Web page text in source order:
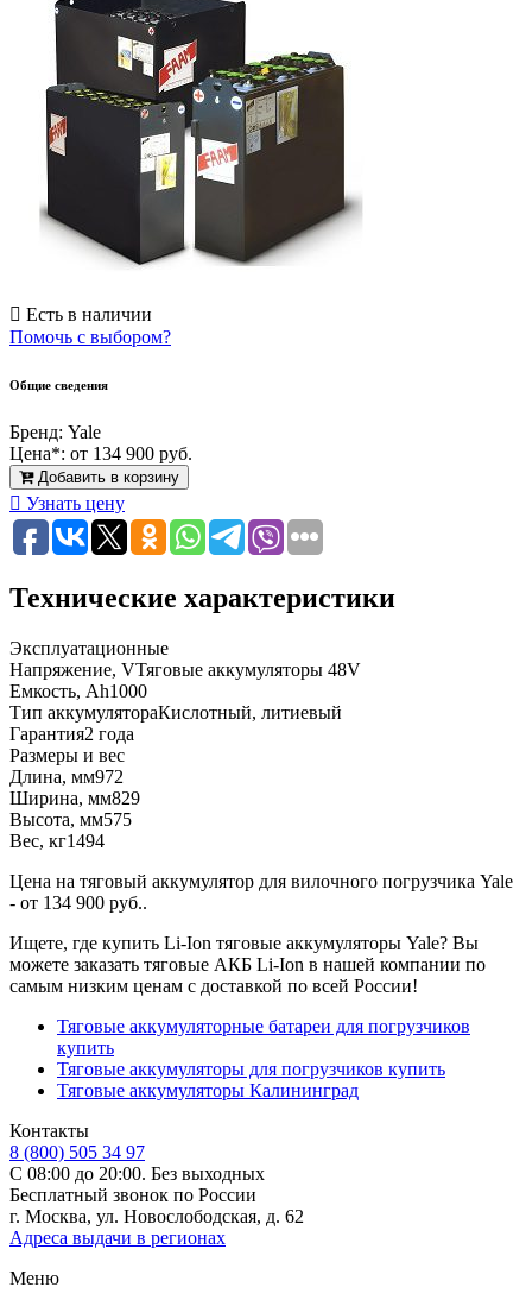
Есть в наличии
Помочь с выбором?
Общие сведения
Бренд: Yale
Цена*: от 134 900 руб.
Добавить в корзину
Узнать цену
Технические характеристики
Эксплуатационные
Напряжение, VТяговые аккумуляторы 48V
Емкость, Ah1000
Тип аккумулятораКислотный, литиевый
Гарантия2 года
Размеры и вес
Длина, мм972
Ширина, мм829
Высота, мм575
Вес, кг1494
Цена на тяговый аккумулятор для вилочного погрузчика Yale
- от 134 900 руб..
Ищете, где купить Li-Ion тяговые аккумуляторы Yale? Вы
можете заказать тяговые АКБ Li-Ion в нашей компании по
самым низким ценам с доставкой по всей России!
Тяговые аккумуляторные батареи для погрузчиков
купить
Тяговые аккумуляторы для погрузчиков купить
Тяговые аккумуляторы Калининград
Контакты
8 (800) 505 34 97
С 08:00 до 20:00. Без выходных
Бесплатный звонок по России
г. Москва, ул. Новослободская, д. 62
Адреса выдачи в регионах
Меню